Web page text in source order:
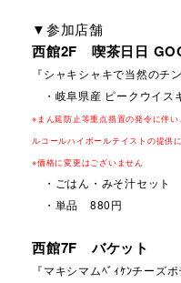
▼参加店舗
西館2F 喫茶日日
『シャキシャキで当然のチ
・岐阜県産 ピークウイ
※まん延防止等重点措置の発令に伴
ルコールハイボールテイストの提供
※価格に変更はございません
・ごはん・みそ汁セット
・単品 880円
西館7F バケット
『マキシマムﾍﾞｨｹﾝチーズ